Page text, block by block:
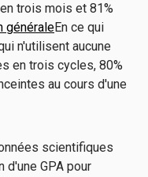
trois mois et 81%
généraleEn ce qui
n'utilisent aucune
en trois cycles, 80%
au cours d'une
scientifiques
GPA pour